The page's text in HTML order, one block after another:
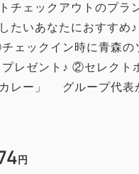
チェックアウトのプラ
たいあなたにおすすめ
ェックイン時に青森の
プレゼント♪ ②セレクト
レー」 グループ代表
円